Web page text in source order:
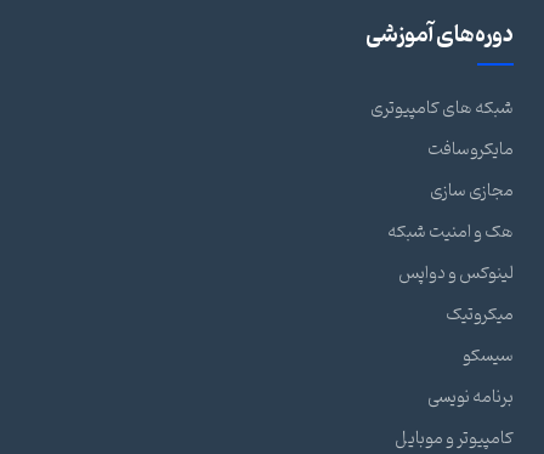
دوره‌های آموزشی
شبکه های کامپیوتری
مایکروسافت
مجازی سازی
هک و امنیت شبکه
لینوکس و دواپس
میکروتیک
سیسکو
برنامه نویسی
کامپیوتر و موبایل